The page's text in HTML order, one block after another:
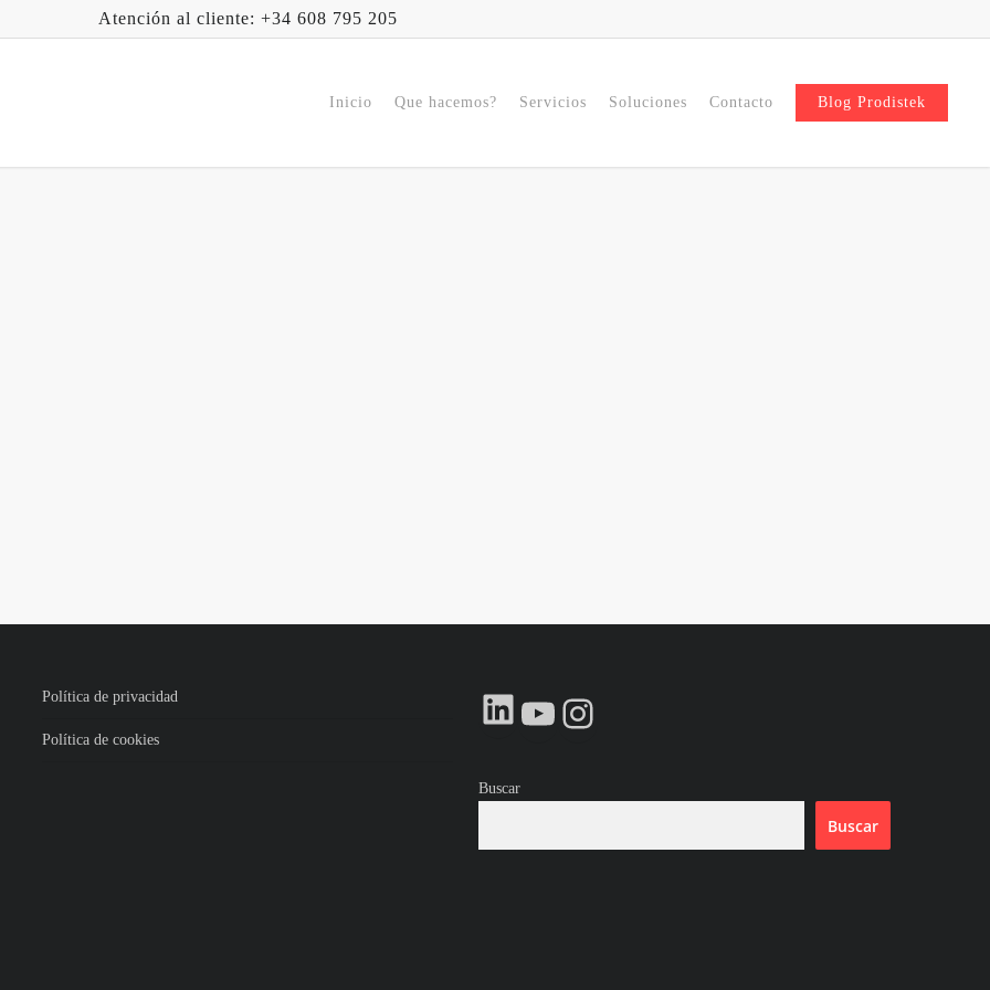
Atención al cliente: +34 608 795 205
Inicio Que hacemos? Servicios Soluciones Contacto Blog Prodistek
Política de privacidad
Política de cookies
LinkedIn
YouTube
Instagram
Buscar
Buscar